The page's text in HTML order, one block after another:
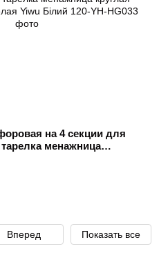
на 4 секции для
менажница
Вперед Показать все